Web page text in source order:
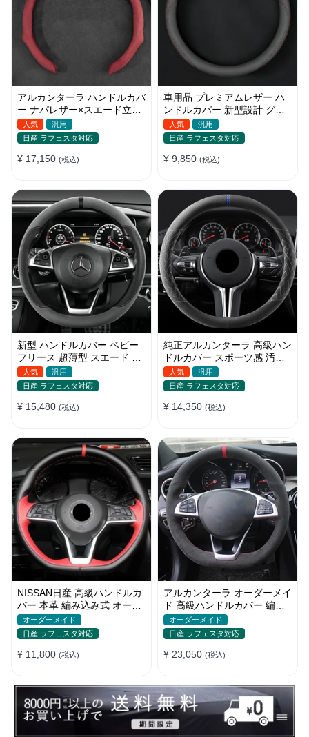
アルカンターラ ハンドルカバ
ー ナパレザー×スエード立体
デザイン 四季汎用 O/D型兼
用 38-40cm
人気
汎用
日産 ラフェスタ対応
¥ 17,150 (税込)
車用品 プレミアムレザー ハ
ンドルカバー 新型設計 グリ
ップ感向上 取付簡単 滑り止
め 36〜38cm
人気
汎用
日産 ラフェスタ対応
¥ 9,850 (税込)
新型 ハンドルカバー ベビー
フリース 超薄型 スエード 高
級感 四季汎用 3色展開 38CM
人気
汎用
日産 ラフェスタ対応
¥ 15,480 (税込)
純正アルカンターラ 高級ハン
ドルカバー スポーツ感 汚れ
防止 おしゃれ 全車種対応
37~38CM
人気
汎用
日産 ラフェスタ対応
¥ 14,350 (税込)
NISSAN日産 高級ハンドルカ
バー 本革 編み込み式 オーダ
ーメイド スポーツ感
オーダーメイド
日産 ラフェスタ対応
¥ 11,800 (税込)
アルカンターラ オーダーメイ
ド 高級ハンドルカバー 編み
込み式 滑り止め フィット感
オーダーメイド
日産 ラフェスタ対応
¥ 23,050 (税込)